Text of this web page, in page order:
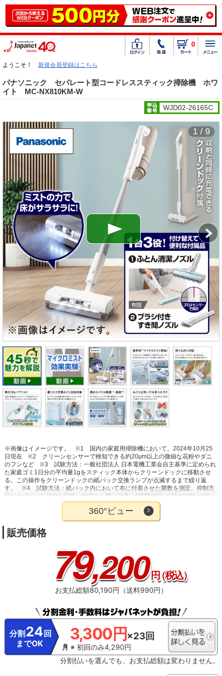
0
ようこそ！ 新規会員登録はこちら
パナソニック セパレート型コードレススティック掃除機 ホワ
イト MC-NX810KM-W
WJD02-26165C
1 / 9
※画像はイメージです。
※1 国内の家庭用掃除機において。2024年10月25
日現在
※2 クリーンセンサーで検知できる約20μm以上の微細な花粉やダニ
のフンなど
※3 試験方法：一般社団法人 日本電機工業会自主基準に定められ
た家庭ゴミ1日分の平均量1gをスティック本体からクリーンドックに移動させ
る。この操作をクリーンドックの紙パック交換ランプが点滅するまで繰り返
す。
※4 試験方法：紙パック内において布に付着させた菌数を測定。抑制方
法：ナノイーを放出。対象：付着した菌。結果：6時間で99 ％以上抑制
※5
試験方法：250LのBOX内において排気をにおい袋に捕集して6段階臭気強度表
示法により検証。脱臭方法：ナノイーを放出。対象：生ごみ臭（家庭じんあ
い・ペット毛）結果：3日目の臭気強度1.0低減
※6 効果の発現時間は、実使
用での試験結果ではありません。
360°ビュー
販売価格
79,200円（税込）
お支払総額80,190円（送料990円）
分割 24 回
までOK
3,300円×23回
※ 初回のみ4,290円
分割払いを選んでも、お支払総額は変わりません。